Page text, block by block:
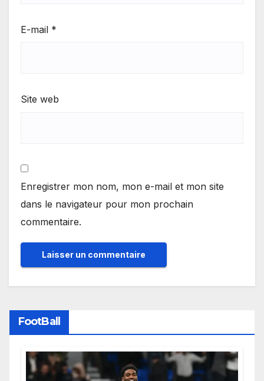
E-mail *
Site web
Enregistrer mon nom, mon e-mail et mon site
dans le navigateur pour mon prochain
commentaire.
FootBall